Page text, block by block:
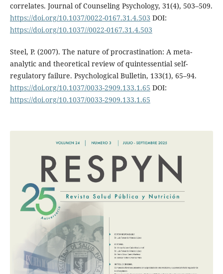
correlates. Journal of Counseling Psychology, 31(4), 503–509.
https://doi.org/10.1037/0022-0167.31.4.503 DOI:
https://doi.org/10.1037//0022-0167.31.4.503
Steel, P. (2007). The nature of procrastination: A meta-
analytic and theoretical review of quintessential self-
regulatory failure. Psychological Bulletin, 133(1), 65–94.
https://doi.org/10.1037/0033-2909.133.1.65 DOI:
https://doi.org/10.1037/0033-2909.133.1.65